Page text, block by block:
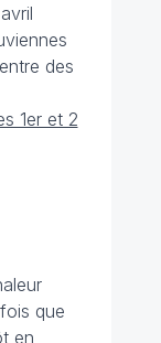
des
1er et 2
que
en